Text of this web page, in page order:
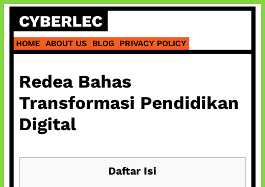
Skip
content
CYBERLEC
HOME ABOUT US BLOG PRIVACY POLICY
Redea Bahas
Transformasi Pendidikan
Digital
Daftar Isi